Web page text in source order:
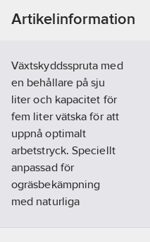
Artikelinformation
Växtskyddsspruta med
en behållare på sju
liter och kapacitet för
fem liter vätska för att
uppnå optimalt
arbetstryck. Speciellt
anpassad för
ogräsbekämpning
med naturliga